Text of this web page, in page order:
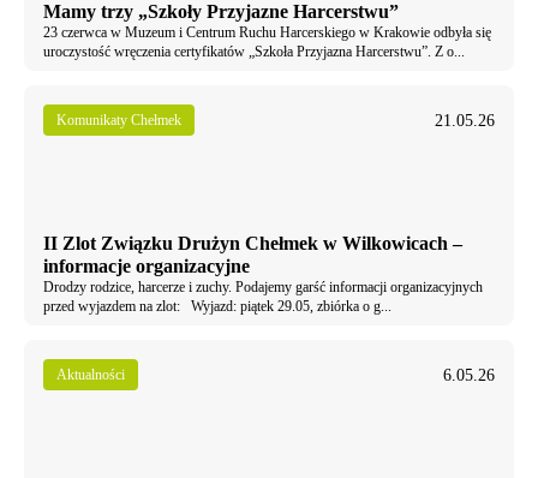
Mamy trzy „Szkoły Przyjazne Harcerstwu”
23 czerwca w Muzeum i Centrum Ruchu Harcerskiego w Krakowie odbyła się
uroczystość wręczenia certyfikatów „Szkoła Przyjazna Harcerstwu”. Z o...
Komunikaty Chełmek 21.05.26
II Zlot Związku Drużyn Chełmek w Wilkowicach –
informacje organizacyjne
Drodzy rodzice, harcerze i zuchy. Podajemy garść informacji organizacyjnych
przed wyjazdem na zlot: Wyjazd: piątek 29.05, zbiórka o g...
Aktualności 6.05.26